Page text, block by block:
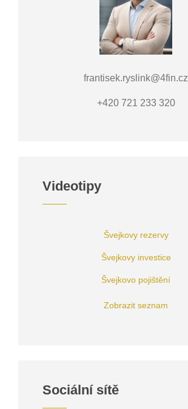
frantisek.ryslink@4fin.cz
+420 721 233 320
Videotipy
Švejkovy rezervy
Švejkovy investice
Švejkovo pojištění
Zobrazit seznam
Sociální sítě